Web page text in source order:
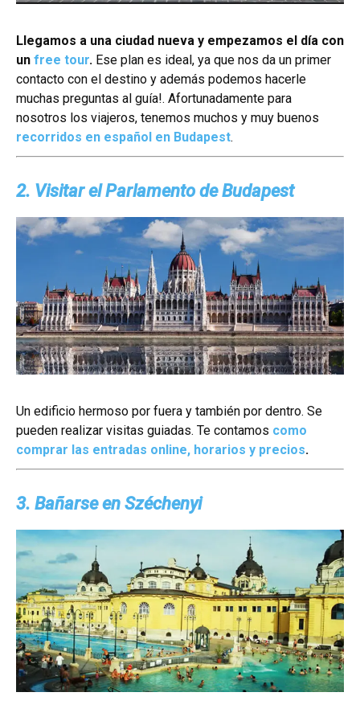
Llegamos a una ciudad nueva y empezamos el día con
un free tour. Ese plan es ideal, ya que nos da un primer
contacto con el destino y además podemos hacerle
muchas preguntas al guía!. Afortunadamente para
nosotros los viajeros, tenemos muchos y muy buenos
recorridos en español en Budapest.
2. Visitar el Parlamento de Budapest
Un edificio hermoso por fuera y también por dentro. Se
pueden realizar visitas guiadas. Te contamos como
comprar las entradas online, horarios y precios.
3. Bañarse en Széchenyi